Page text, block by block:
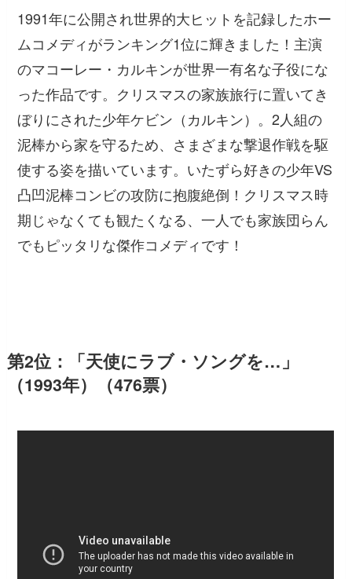
1991年に公開され世界的大ヒットを記録したホー
ムコメディがランキング1位に輝きました！主演
のマコーレー・カルキンが世界一有名な子役にな
った作品です。クリスマスの家族旅行に置いてき
ぼりにされた少年ケビン（カルキン）。2人組の
泥棒から家を守るため、さまざまな撃退作戦を駆
使する姿を描いています。いたずら好きの少年VS
凸凹泥棒コンビの攻防に抱腹絶倒！クリスマス時
期じゃなくても観たくなる、一人でも家族団らん
でもピッタリな傑作コメディです！
第2位：「天使にラブ・ソングを…」
（1993年）（476票）